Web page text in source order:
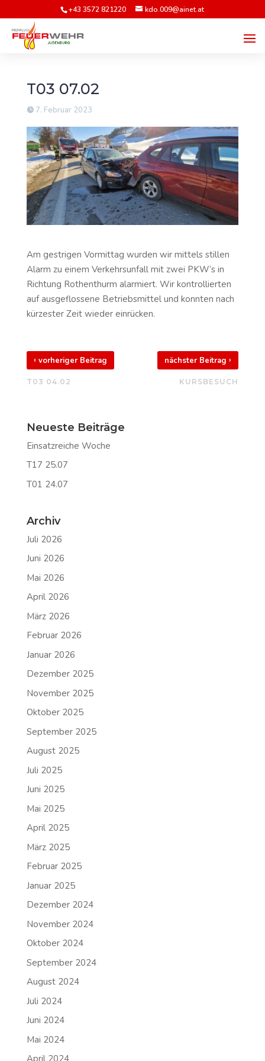
+43 3572 821220 kdo.009@ainet.at
T03 07.02
7. Februar 2023
Am gestrigen Vormittag wurden wir mittels stillen
Alarm zu einem Verkehrsunfall mit zwei PKW‘s in
Richtung Rothenthurm alarmiert. Wir kontrollierten
auf ausgeflossene Betriebsmittel und konnten nach
kürzester Zeit wieder einrücken.
‹ vorheriger Beitrag
T03 04.02
nächster Beitrag›
KURSBESUCH
Neueste Beiträge
Einsatzreiche Woche
T17 25.07
T01 24.07
Archiv
Juli 2026
Juni 2026
Mai 2026
April 2026
März 2026
Februar 2026
Januar 2026
Dezember 2025
November 2025
Oktober 2025
September 2025
August 2025
Juli 2025
Juni 2025
Mai 2025
April 2025
März 2025
Februar 2025
Januar 2025
Dezember 2024
November 2024
Oktober 2024
September 2024
August 2024
Juli 2024
Juni 2024
Mai 2024